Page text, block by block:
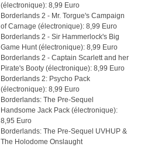
(électronique): 8,99 Euro
Borderlands 2 - Mr. Torgue's Campaign
of Carnage (électronique): 8,99 Euro
Borderlands 2 - Sir Hammerlock's Big
Game Hunt (électronique): 8,99 Euro
Borderlands 2 - Captain Scarlett and her
Pirate's Booty (électronique): 8,99 Euro
Borderlands 2: Psycho Pack
(électronique): 8,99 Euro
Borderlands: The Pre-Sequel
Handsome Jack Pack (électronique):
8,95 Euro
Borderlands: The Pre-Sequel UVHUP &
The Holodome Onslaught